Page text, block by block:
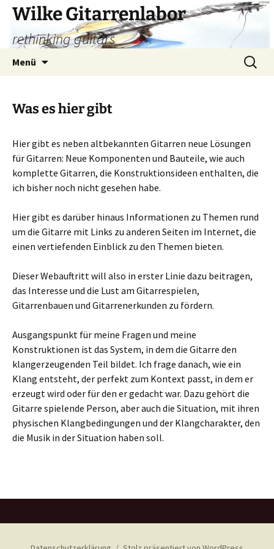
Zum
Inhalt
springen
Wilke Gitarrenlabor
rethinking guitars
Menü
Suchen
nach:
Was es hier gibt
Hier gibt es neben altbekannten Gitarren neue Lösungen
für Gitarren: Neue Komponenten und Bauteile, wie auch
komplette Gitarren, die Konstruktionsideen enthalten, die
ich bisher noch nicht gesehen habe.
Hier gibt es darüber hinaus Informationen zu Themen rund
um die Gitarre mit Links zu anderen Seiten im Internet, die
einen vertiefenden Einblick zu den Themen bieten.
Dieser Webauftritt will also in erster Linie dazu beitragen,
das Interesse und die Lust am Gitarrespielen,
Gitarrenbauen und Gitarrenerkunden zu fördern.
Ausgangspunkt für meine Fragen und meine
Konstruktionen ist das System, in dem die Gitarre den
klangerzeugenden Teil bildet. Ich frage danach, wie ein
Klang entsteht, der perfekt zum Kontext passt, in dem er
erzeugt wird oder für den er gedacht war. Dazu gehört die
Gitarre spielende Person, aber auch die Situation, mit ihren
physischen Klangbedingungen und der Klangcharakter, den
die Musik in der Situation haben soll.